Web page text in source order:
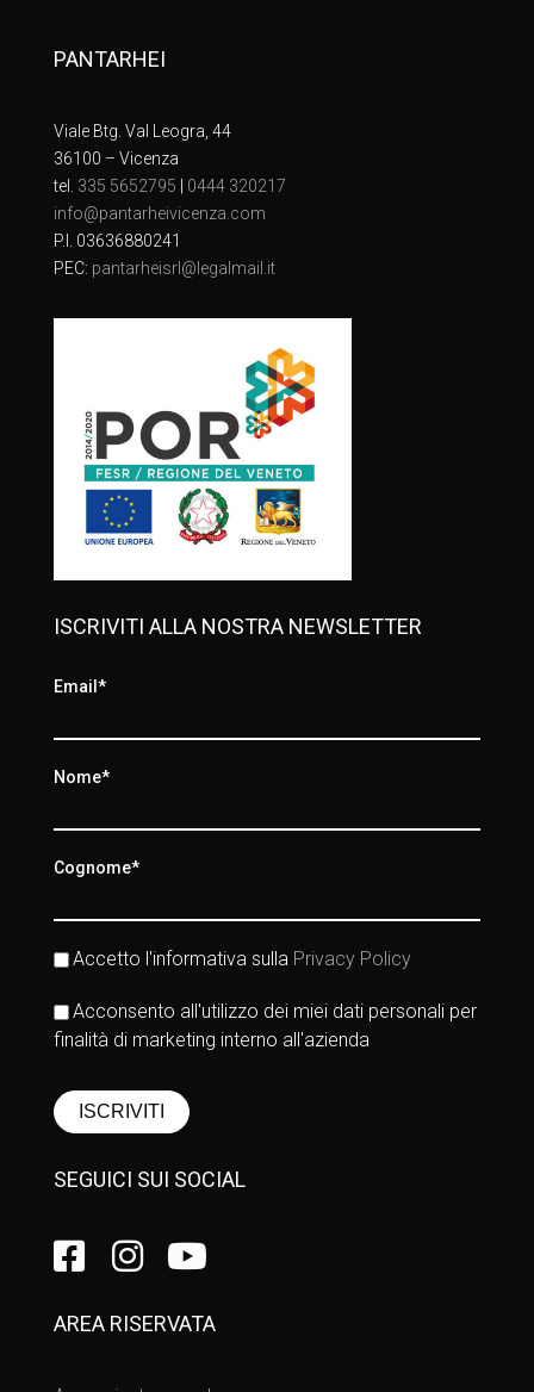
PANTARHEI
Viale Btg. Val Leogra, 44
36100 – Vicenza
tel. 335 5652795
0444 320217
info@pantarheivicenza.com
P.I. 03636880241
PEC: pantarheisrl@legalmail.it
ISCRIVITI ALLA NOSTRA NEWSLETTER
Email*
Nome*
Cognome*
Accetto l'informativa sulla Privacy Policy
Acconsento all'utilizzo dei miei dati personali per
finalità di marketing interno all'azienda
SEGUICI SUI SOCIAL
AREA RISERVATA